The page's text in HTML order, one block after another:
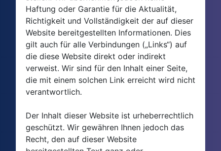
Haftung oder Garantie für die Aktualität,
Richtigkeit und Vollständigkeit der auf dieser
Website bereitgestellten Informationen. Dies
gilt auch für alle Verbindungen („Links“) auf
die diese Website direkt oder indirekt
verweist. Wir sind für den Inhalt einer Seite,
die mit einem solchen Link erreicht wird nicht
verantwortlich.
Der Inhalt dieser Website ist urheberrechtlich
geschützt. Wir gewähren Ihnen jedoch das
Recht, den auf dieser Website